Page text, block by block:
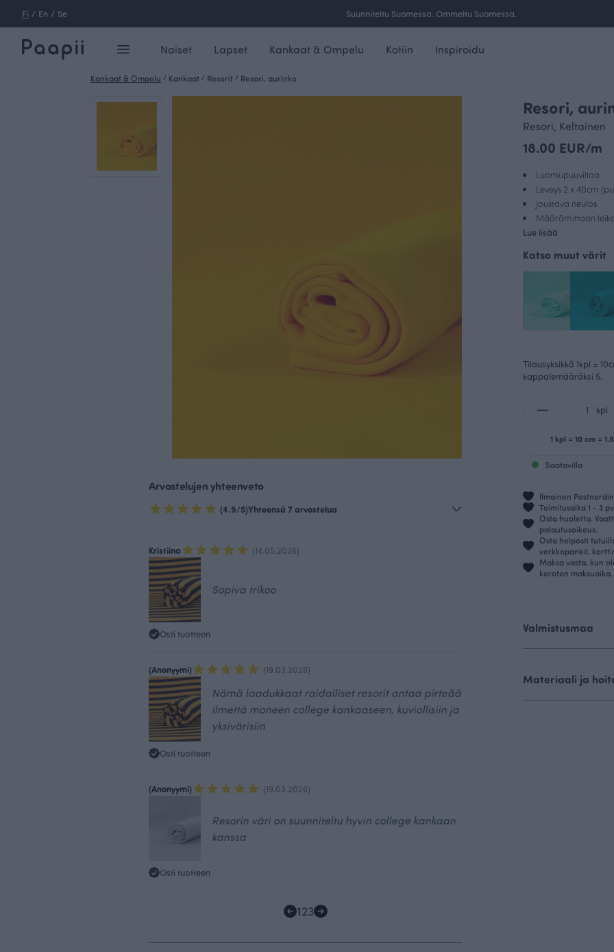
Fi / En / Se Ilmainen toimitus yli 100 € tilauksille Suomessa.
Naiset Lapset Kankaat & Ompelu Kotiin Inspiroidu
Kankaat & Ompelu / Kankaat / Resorit / Resori, aurinko
Arvostelujen yhteenveto
(4.9/5)Yhteensä 7 arvostelua
Kristiina (14.05.2026)
Sopiva trikoo
Osti tuotteen
(Anonyymi) (19.03.2026)
Nämä laadukkaat raidalliset resorit antaa pirteää
ilmettä moneen college kankaaseen, kuviollisiin ja
yksivärisiin
Osti tuotteen
(Anonyymi) (19.03.2026)
Resorin väri on suunniteltu hyvin college kankaan
kanssa
Osti tuotteen
123
Resori,
Resori, Keltainen
18.00 EUR/m
Luomupuuvillaa
Leveys 2 x 40cm
Joustava neulos
Määrämittaan
Lue lisää
Katso muut värit
Tilausyksikkö 1kpl =
kappalemääräksi 5.
kpl
1 kpl = 10 cm =
Saatavilla
Ilmainen
Toimitusaika 1 - 3 pv
Osta huoletta.
palautusoikeus.
Osta helposti
verkkopankit,
Maksa vasta, kun
koroton maksuaika.
Valmistusmaa
Materiaali ja